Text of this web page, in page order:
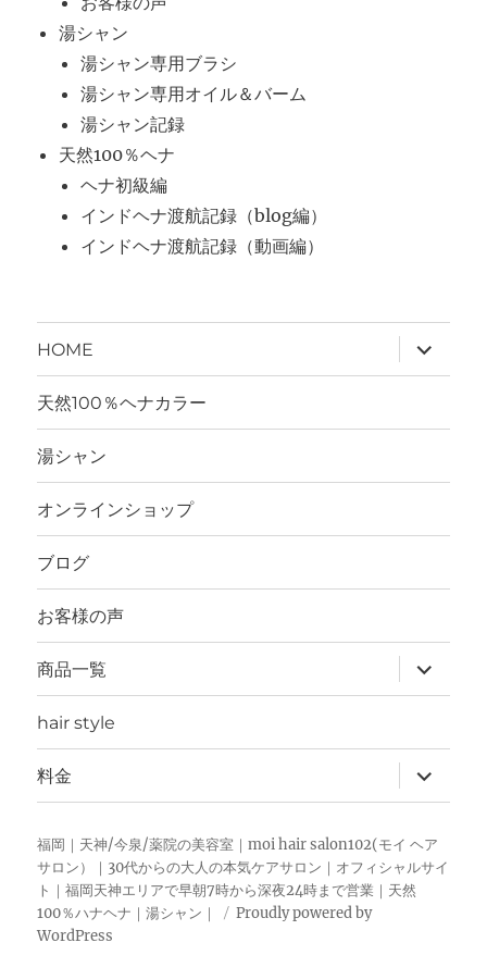
湯シャン
湯シャン専用ブラシ
湯シャン専用オイル＆バーム
湯シャン記録
天然100％ヘナ
ヘナ初級編
インドヘナ渡航記録（blog編）
インドヘナ渡航記録（動画編）
HOME
ブ
メ
ー
開
天然100％ヘナカラー
湯シャン
オンラインショップ
ブログ
お客様の声
商品一覧
ブ
メ
ー
を
展
開
hair style
料金
ブ
メ
ュ
ー
を
展
福岡｜天神/今泉/薬院の美容室｜moi hair salon102(モイ ヘア
サロン）｜30代からの大人の本気ケアサロン｜オフィシャルサイ
ト｜福岡天神エリアで早朝7時から深夜24時まで営業｜天然
100％ハナヘナ｜湯シャン｜
Proudly powered by
WordPress